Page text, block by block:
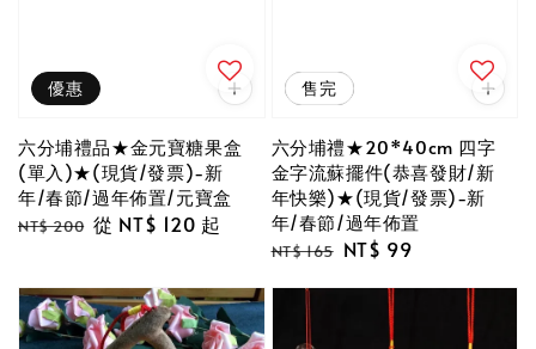
優惠
六分埔禮品★金元寶糖果盒
(單入)★(現貨/發票)-新
年/春節/過年佈置/元寶盒
Regular
NT$ 200 Sale
從 NT$ 120 起
優惠
售完
六分埔禮★20*40cm 四字
金字流蘇擺件(恭喜發財/新
年快樂)★(現貨/發票)-新
年/春節/過年佈置
Regular
NT$ 165 Sale
NT$ 99